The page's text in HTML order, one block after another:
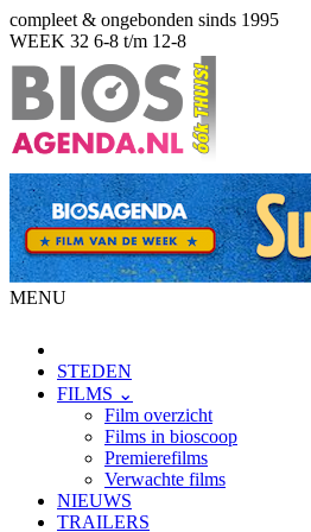
compleet & ongebonden sinds 1995
WEEK 32 6-8 t/m 12-8
MENU
STEDEN
FILMS ⌄
Film overzicht
Films in bioscoop
Premierefilms
Verwachte films
NIEUWS
TRAILERS